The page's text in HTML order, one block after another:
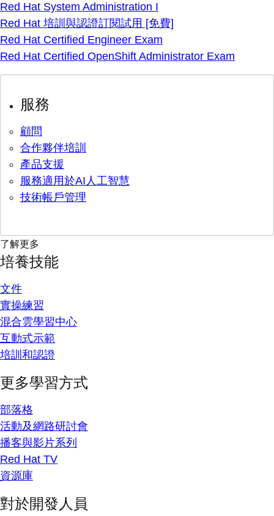
Red Hat System Administration I
Red Hat 培訓與認證訂閱試用 [免費]
Red Hat Certified Engineer Exam
Red Hat Certified OpenShift Administrator Exam
服務
顧問
合作夥伴培訓
產品支援
服務適用於AI人工智慧
技術帳戶管理
了解更多
培養技能
文件
實操練習
混合雲學習中心
互動式示範
培訓和認證
更多學習方式
部落格
活動及網路研討會
播客與影片系列
Red Hat TV
資源庫
對於開發人員